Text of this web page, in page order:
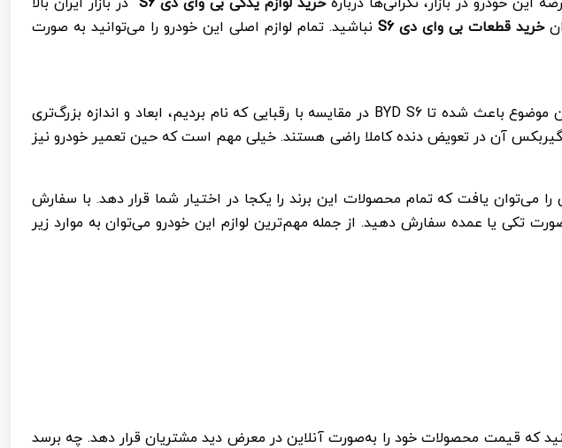
خرید قطعات بی وای دیS6 نباشید. تمام لوازم اصلی این خودرو را می‌توانید به صورت
موضوع باعث شده تاBYD S6 در مقایسه با رقبایی که نام بردیم، ابعاد و اندازه بزرگ‌تری
گیربکس آن در تعویض دنده کاملا راضی هستند. خیلی مهم است که حین تعمیر خودرو نیز
می‌توان یافت که تمام محصولات این برند را یکجا در اختیار شما قرار دهد. با سفارش
تکی یا عمده سفارش دهید. از جمله مهم‌ترین لوازم این خودرو می‌توان به موارد زیر
کنید که قیمت محصولات خود را به‌صورت آنلاین در معرض دید مشتریان قرار دهد. چه برسد